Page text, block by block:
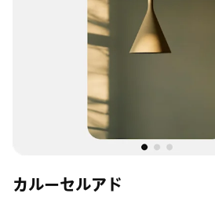
カルーセルアド